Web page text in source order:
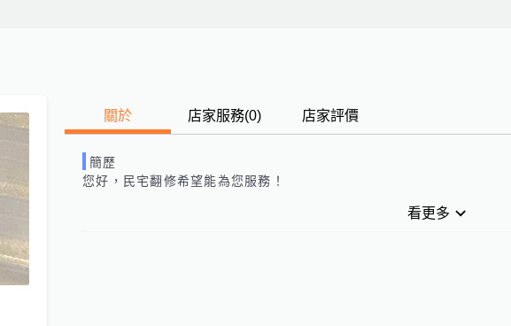
關於 店家服務(0) 店家評價
簡歷
您好， 民宅翻修希望能為您服務！
看更多